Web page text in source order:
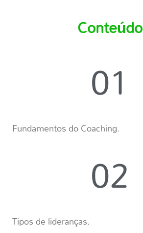
Conteúdo
01
Fundamentos do Coaching.
02
Tipos de lideranças.